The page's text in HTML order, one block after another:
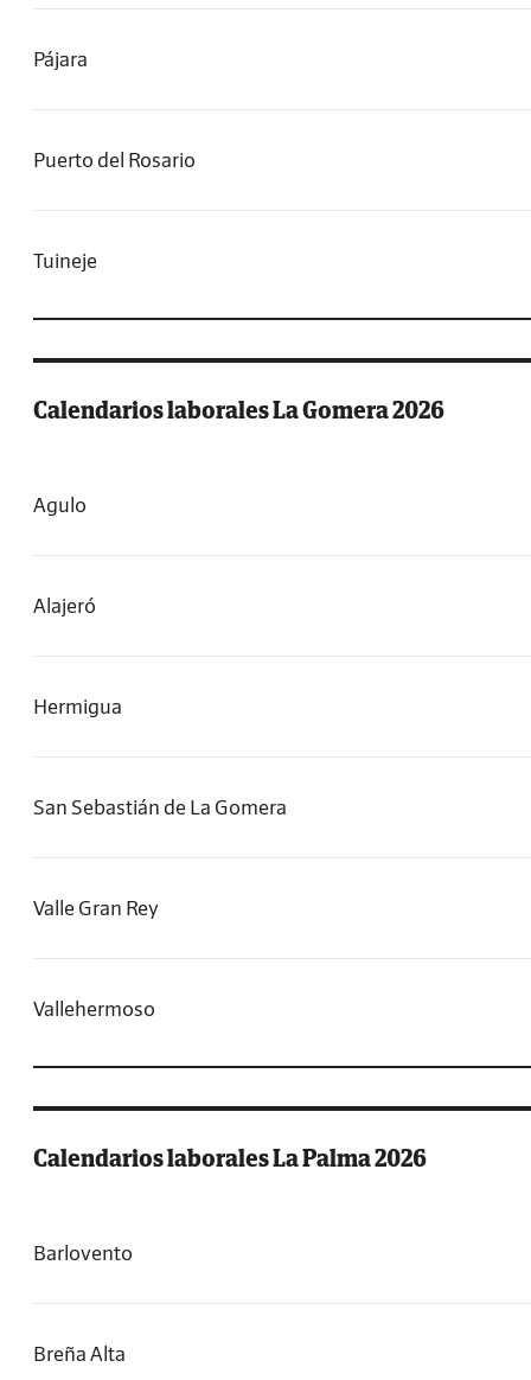
Pájara
Puerto del Rosario
Tuineje
Calendarios laborales La Gomera 2026
Agulo
Alajeró
Hermigua
San Sebastián de La Gomera
Valle Gran Rey
Vallehermoso
Calendarios laborales La Palma 2026
Barlovento
Breña Alta